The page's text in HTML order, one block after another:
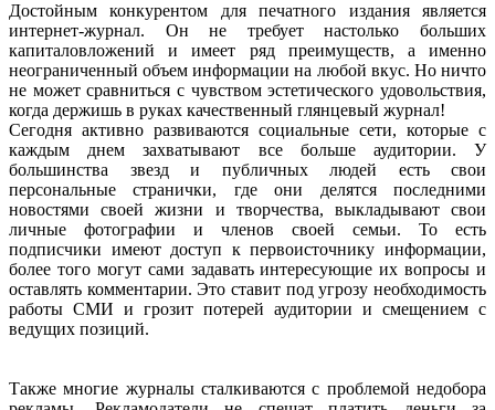
Достойным конкурентом для печатного издания является
интернет-журнал. Он не требует настолько больших
капиталовложений и имеет ряд преимуществ, а именно
неограниченный объем информации на любой вкус. Но ничто
не может сравниться с чувством эстетического удовольствия,
когда держишь в руках качественный глянцевый журнал!
Сегодня активно развиваются социальные сети, которые с
каждым днем захватывают все больше аудитории. У
большинства звезд и публичных людей есть свои
персональные странички, где они делятся последними
новостями своей жизни и творчества, выкладывают свои
личные фотографии и членов своей семьи. То есть
подписчики имеют доступ к первоисточнику информации,
более того могут сами задавать интересующие их вопросы и
оставлять комментарии. Это ставит под угрозу необходимость
работы СМИ и грозит потерей аудитории и смещением с
ведущих позиций.
Также многие журналы сталкиваются с проблемой недобора